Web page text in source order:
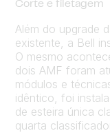
Corte e filetagem
Além do upgrade
existente, a Bell
O mesmo
dois AMF foram
módulos e
idêntico, foi
de esteira única
quarta